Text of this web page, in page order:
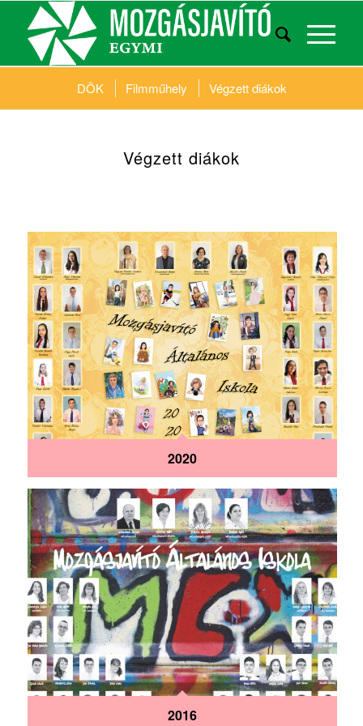
DÖK Filmműhely Végzett diákok
Végzett diákok
2020
2016